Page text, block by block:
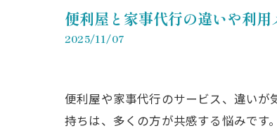
便利屋と家事代行の違いや利
2025/11/07
便利屋や家事代行のサービス、違い
持ちは、多くの方が共感する悩みで